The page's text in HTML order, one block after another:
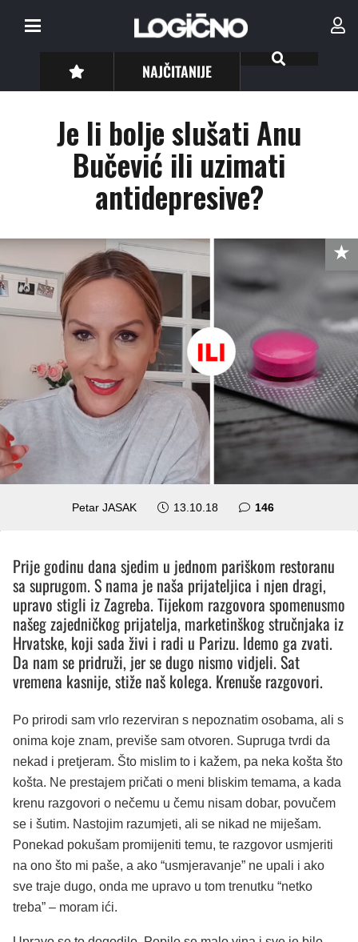
NAJČITANIJE
Je li bolje slušati Anu
Bučević ili uzimati
antidepresive?
Petar JASAK 13.10.18 146komentara
Prije godinu dana sjedim u jednom pariškom restoranu
sa suprugom. S nama je naša prijateljica i njen dragi,
upravo stigli iz Zagreba. Tijekom razgovora spomenusmo
našeg zajedničkog prijatelja, marketinškog stručnjaka iz
Hrvatske, koji sada živi i radi u Parizu. Idemo ga zvati.
Da nam se pridruži, jer se dugo nismo vidjeli. Sat
vremena kasnije, stiže naš kolega. Krenuše razgovori.
Po prirodi sam vrlo rezerviran s nepoznatim osobama, ali s
onima koje znam, previše sam otvoren. Supruga tvrdi da
nekad i pretjeram. Što mislim to i kažem, pa neka košta što
košta. Ne prestajem pričati o meni bliskim temama, a kada
krenu razgovori o nečemu u čemu nisam dobar, povučem
se i šutim. Nastojim razumjeti, ali se nikad ne miješam.
Ponekad pokušam promijeniti temu, te razgovor usmjeriti
na ono što mi paše, a ako “usmjeravanje” ne upali i ako
sve traje dugo, onda me upravo u tom trenutku “netko
treba” – moram ići.